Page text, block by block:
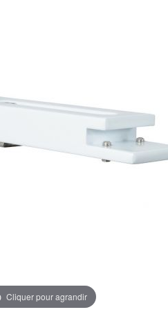
Cliquer pour agrandir